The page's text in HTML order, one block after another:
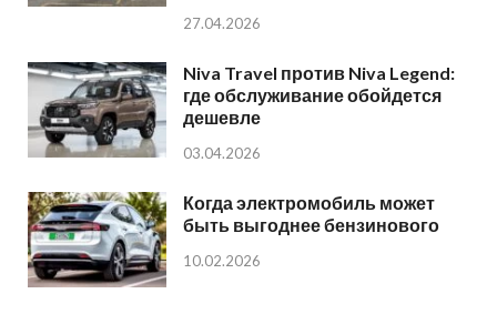
27.04.2026
Niva Travel против Niva Legend:
где обслуживание обойдется
дешевле
03.04.2026
Когда электромобиль может
быть выгоднее бензинового
10.02.2026